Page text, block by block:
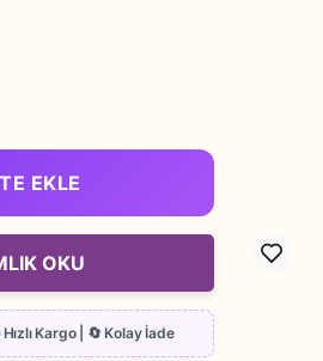
EKLE
OKU